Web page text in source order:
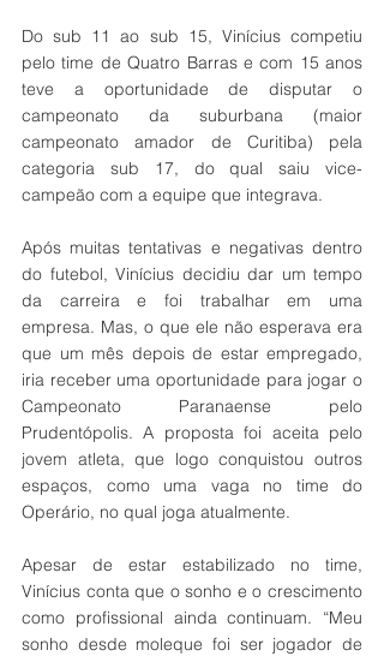
Do sub 11 ao sub 15, Vinícius competiu
pelo time de Quatro Barras e com 15 anos
teve a oportunidade de disputar o
campeonato da suburbana (maior
campeonato amador de Curitiba) pela
categoria sub 17, do qual saiu vice-
campeão com a equipe que integrava.
Após muitas tentativas e negativas dentro
do futebol, Vinícius decidiu dar um tempo
da carreira e foi trabalhar em uma
empresa. Mas, o que ele não esperava era
que um mês depois de estar empregado,
iria receber uma oportunidade para jogar o
Campeonato Paranaense pelo
Prudentópolis. A proposta foi aceita pelo
jovem atleta, que logo conquistou outros
espaços, como uma vaga no time do
Operário, no qual joga atualmente.
Apesar de estar estabilizado no time,
Vinícius conta que o sonho e o crescimento
como profissional ainda continuam. “Meu
sonho desde moleque foi ser jogador de